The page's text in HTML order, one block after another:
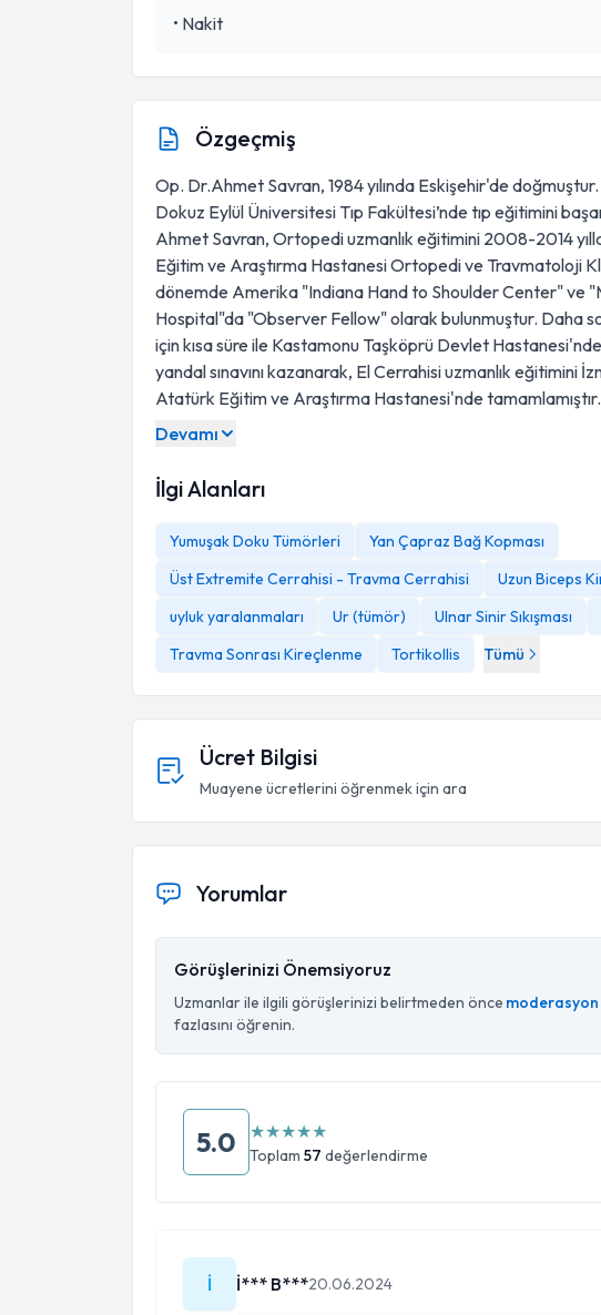
• Nakit
Özgeçmiş
Op. Dr.Ahmet Savran, 1984 yılında Eskişehir'de
Dokuz Eylül Üniversitesi Tıp Fakültesi’nde tıp eğitimini
Ahmet Savran, Ortopedi uzmanlık eğitimini 2008-2014
Eğitim ve Araştırma Hastanesi Ortopedi ve Travmatoloji
dönemde Amerika "Indiana Hand to Shoulder Center" ve
Hospital"da "Observer Fellow" olarak bulunmuştur. Daha
için kısa süre ile Kastamonu Taşköprü Devlet Hastanesi'nde
yandal sınavını kazanarak, El Cerrahisi uzmanlık eğitimini
Atatürk Eğitim ve Araştırma Hastanesi'nde tamamlamıştır.
Devamı
İlgi Alanları
Yumuşak Doku Tümörleri
Yan Çapraz Bağ Kopması
Üst Extremite Cerrahisi - Travma Cerrahisi
Uzun Biceps
uyluk yaralanmaları
Ur (tümör) Ulnar Sinir Sıkışması
Travma Sonrası Kireçlenme
Tortikollis Tümü
Ücret Bilgisi
Muayene ücretlerini öğrenmek için ara
Yorumlar
Görüşlerinizi Önemsiyoruz
Uzmanlar ile ilgili görüşlerinizi belirtmeden önce moderasyon
fazlasını öğrenin.
5.0 ★★★★★
Toplam 57 değerlendirme
İ İ*** B***20.06.2024